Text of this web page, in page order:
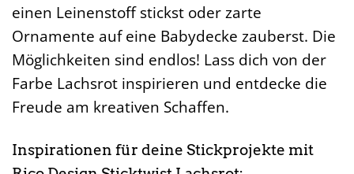
einen Leinenstoff stickst oder zarte
Ornamente auf eine Babydecke zauberst. Die
Möglichkeiten sind endlos! Lass dich von der
Farbe Lachsrot inspirieren und entdecke die
Freude am kreativen Schaffen.
Inspirationen für deine Stickprojekte mit